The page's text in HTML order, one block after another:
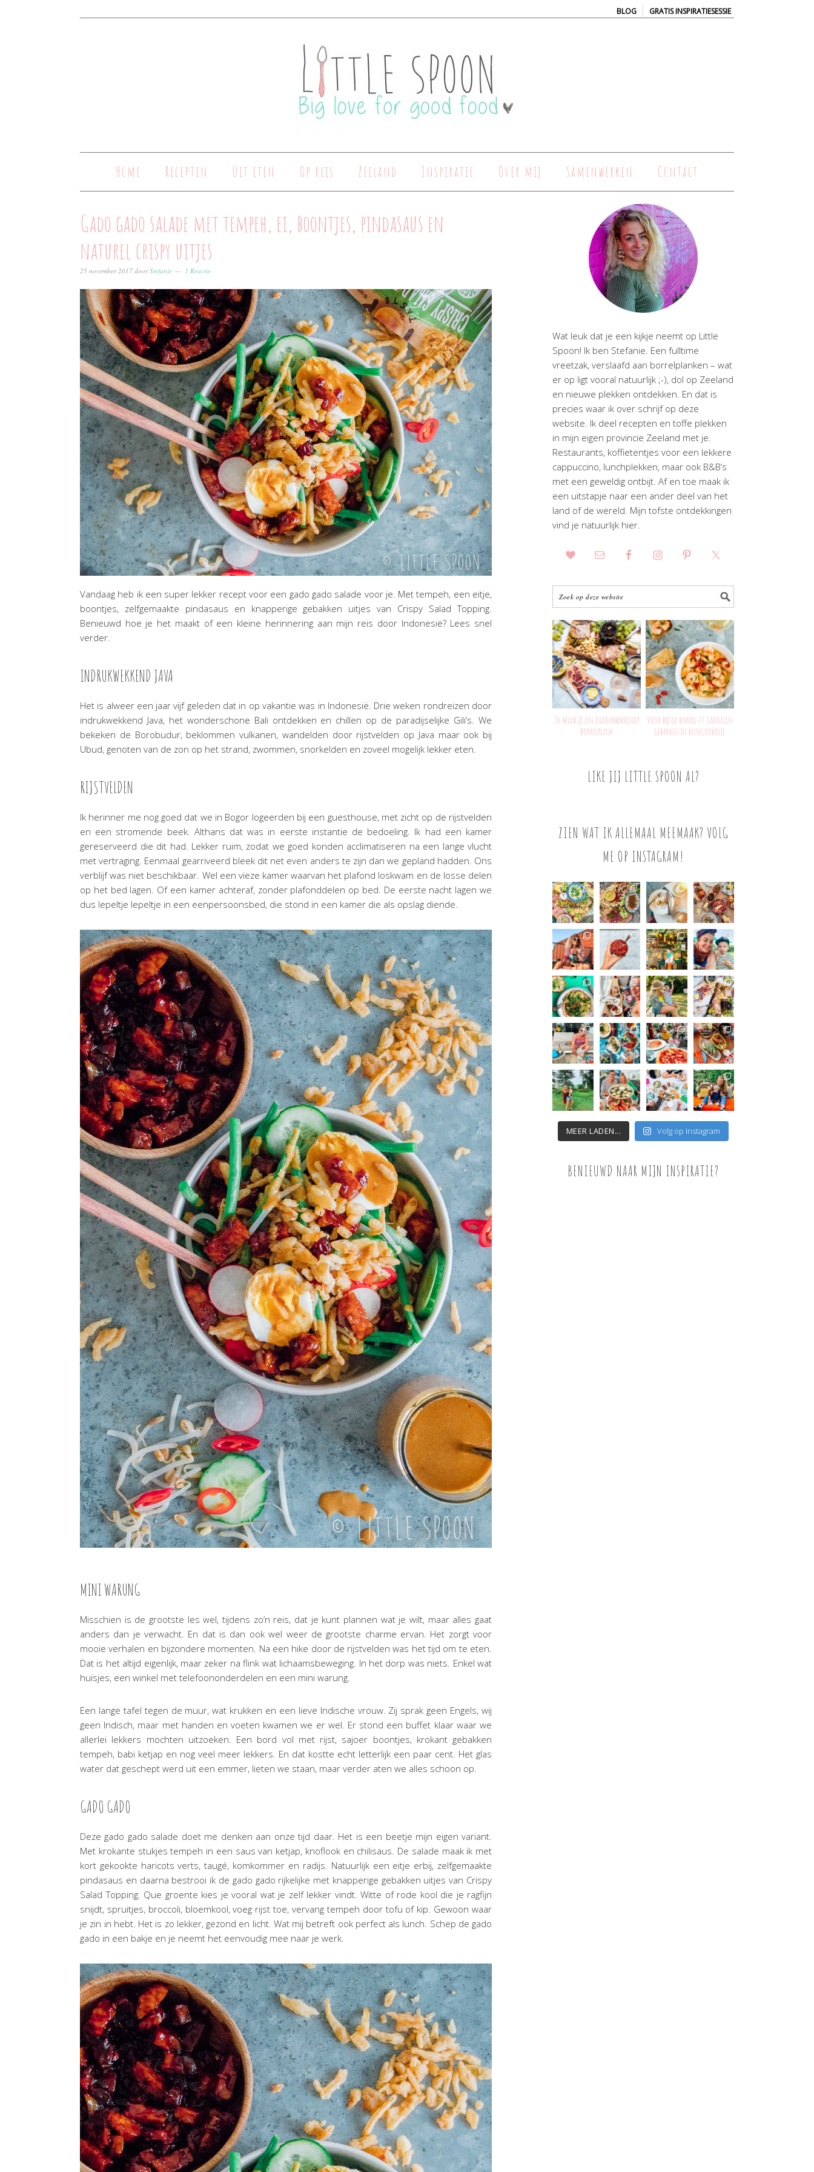
BLOG | GRATIS INSPIRATIESESSIE
Home Recepten Uit eten Op reis Zeeland Inspiratie Over mij Samenwerken Contact
Gado gado salade met tempeh, ei, boontjes, pindasaus en
naturel crispy uitjes
25 november 2017 doorStefanie 1 Reactie
Vandaag heb ik een super lekker recept voor een gado gado salade voor je. Met tempeh, een eitje,
boontjes, zelfgemaakte pindasaus en knapperige gebakken uitjes van Crispy Salad Topping.
Benieuwd hoe je het maakt of een kleine herinnering aan mijn reis door Indonesië? Lees snel
verder.
INDRUKWEKKEND JAVA
Het is alweer een jaar vijf geleden dat in op vakantie was in Indonesië. Drie weken rondreizen door
indrukwekkend Java, het wonderschone Bali ontdekken en chillen op de paradijselijke Gili’s. We
bekeken de Borobudur, beklommen vulkanen, wandelden door rijstvelden op Java maar ook bij
Ubud, genoten van de zon op het strand, zwommen, snorkelden en zoveel mogelijk lekker eten.
RIJSTVELDEN
Ik herinner me nog goed dat we in Bogor logeerden bij een guesthouse, met zicht op de rijstvelden
en een stromende beek. Althans dat was in eerste instantie de bedoeling. Ik had een kamer
gereserveerd die dit had. Lekker ruim, zodat we goed konden acclimatiseren na een lange vlucht
met vertraging. Eenmaal gearriveerd bleek dit net even anders te zijn dan we gepland hadden. Ons
verblijf was niet beschikbaar. Wel een vieze kamer waarvan het plafond loskwam en de losse delen
op het bed lagen. Of een kamer achteraf, zonder plafonddelen op bed. De eerste nacht lagen we
dus lepeltje lepeltje in een eenpersoonsbed, die stond in een kamer die als opslag diende.
MINI WARUNG
Misschien is de grootste les wel, tijdens zo’n reis, dat je kunt plannen wat je wilt, maar alles gaat
anders dan je verwacht. En dat is dan ook wel weer de grootste charme ervan. Het zorgt voor
mooie verhalen en bijzondere momenten. Na een hike door de rijstvelden was het tijd om te eten.
Dat is het altijd eigenlijk, maar zeker na flink wat lichaamsbeweging. In het dorp was niets. Enkel wat
huisjes, een winkel met telefoononderdelen en een mini warung.
Een lange tafel tegen de muur, wat krukken en een lieve Indische vrouw. Zij sprak geen Engels, wij
geen Indisch, maar met handen en voeten kwamen we er wel. Er stond een buffet klaar waar we
allerlei lekkers mochten uitzoeken. Een bord vol met rijst, sajoer boontjes, krokant gebakken
tempeh, babi ketjap en nog veel meer lekkers. En dat kostte echt letterlijk een paar cent. Het glas
water dat geschept werd uit een emmer, lieten we staan, maar verder aten we alles schoon op.
GADO GADO
Deze gado gado salade doet me denken aan onze tijd daar. Het is een beetje mijn eigen variant.
Met krokante stukjes tempeh in een saus van ketjap, knoflook en chilisaus. De salade maak ik met
kort gekookte haricots verts, taugé, komkommer en radijs. Natuurlijk een eitje erbij, zelfgemaakte
pindasaus en daarna bestrooi ik de gado gado rijkelijke met knapperige gebakken uitjes van Crispy
Salad Topping. Que groente kies je vooral wat je zelf lekker vindt. Witte of rode kool die je ragfijn
snijdt, spruitjes, broccoli, bloemkool, voeg rijst toe, vervang tempeh door tofu of kip. Gewoon waar
je zin in hebt. Het is zo lekker, gezond en licht. Wat mij betreft ook perfect als lunch. Schep de gado
gado in een bakje en je neemt het eenvoudig mee naar je werk.
Wat leuk dat je een kijkje neemt op Little
Spoon! Ik ben Stefanie. Een fulltime
vreetzak, verslaafd aan borrelplanken – wat
er op ligt vooral natuurlijk ;-), dol op Zeeland
en nieuwe plekken ontdekken. En dat is
precies waar ik over schrijf op deze
website. Ik deel recepten en toffe plekken
in mijn eigen provincie Zeeland met je.
Restaurants, koffietentjes voor een lekkere
cappuccino, lunchplekken, maar ook B&B’s
met een geweldig ontbijt. Af en toe maak ik
een uitstapje naar een ander deel van het
land of de wereld. Mijn tofste ontdekkingen
vind je natuurlijk hier.
Zo maak je een indrukwekkende
borrelplank
Voor bij de borrel // Garnalen
gebakken in knoflookolie
LIKE JIJ LITTLE SPOON AL?
ZIEN WAT IK ALLEMAAL MEEMAAK? VOLG
ME OP INSTAGRAM!
MEER LADEN... Volg op Instagram
BENIEUWD NAAR MIJN INSPIRATIE?